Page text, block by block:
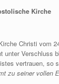
Kirche
Christi vom
unter
vertrauen,
zu seiner vollen